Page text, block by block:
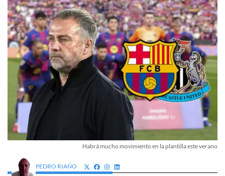
Habrá mucho movimiento en la plantilla este verano
PEDRO RIAÑO